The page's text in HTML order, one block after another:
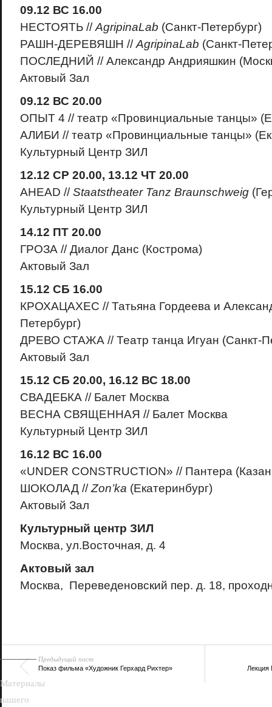
09.12 ВС 16.00
НЕСТОЯТЬ //AgripinaLab (Санкт-Петербург)
РАШН-ДЕРЕВЯШН //AgripinaLab (Санкт-
ПОСЛЕДНИЙ // Александр Андрияшкин
Актовый Зал
09.12 ВС 20.00
ОПЫТ 4 // театр «Провинциальные танцы»
АЛИБИ // театр «Провинциальные танцы»
Культурный Центр ЗИЛ
12.12 СР 20.00, 13.12 ЧТ 20.00
AHEAD //Staatstheater Tanz Braunschweig
Культурный Центр ЗИЛ
14.12 ПТ 20.00
ГРОЗА // Диалог Данс (Кострома)
Актовый Зал
15.12 СБ 16.00
КРОХАЦАХЕС // Татьяна Гордеева и
Петербург)
ДРЕВО СТАЖА // Театр танца Игуан (Санкт-
Актовый Зал
15.12 СБ 20.00, 16.12 ВС 18.00
СВАДЕБКА // Балет Москва
ВЕСНА СВЯЩЕННАЯ // Балет Москва
Культурный Центр ЗИЛ
16.12 ВС 16.00
«UNDER CONSTRUCTION» // Пантера
ШОКОЛАД //Zon’ka (Екатеринбург)
Актовый Зал
Культурный центр ЗИЛ
Москва, ул.Восточная, д. 4
Актовый зал
Москва, Переведеновский пер. д. 18,
Предыдущий пост
Показ фильма «Художник Герхард Рихтер» Лекция
Материалы
нашего